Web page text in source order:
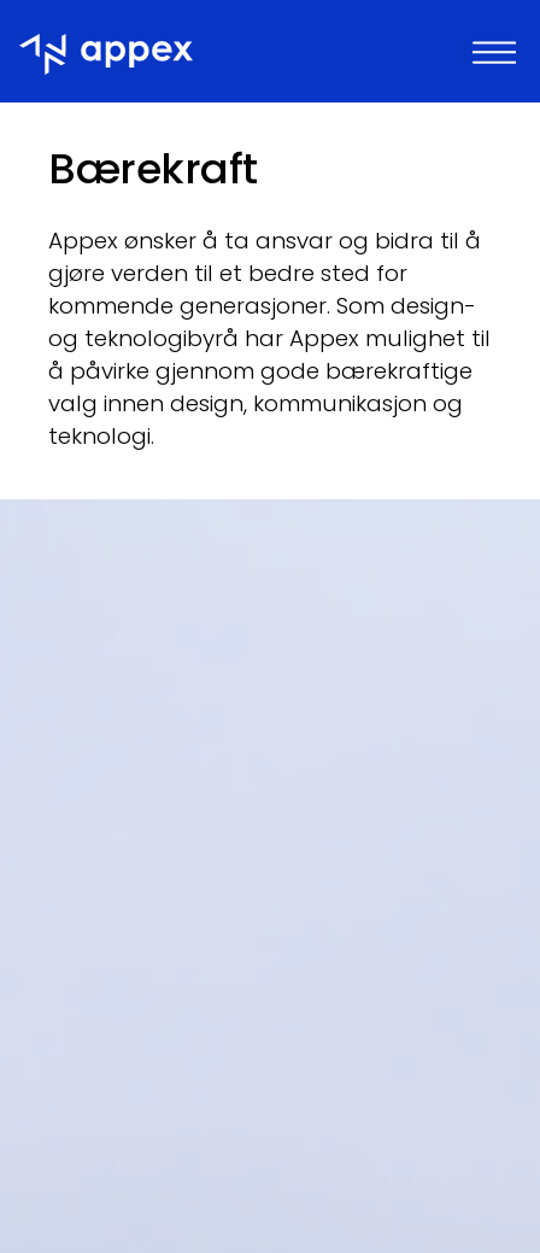
Appex
Bærekraft
Appex ønsker å ta ansvar og bidra til å
gjøre verden til et bedre sted for
kommende generasjoner. Som design-
og teknologibyrå har Appex mulighet til
å påvirke gjennom gode bærekraftige
valg innen design, kommunikasjon og
teknologi.